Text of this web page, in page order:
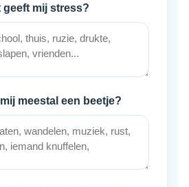
geeft mij stress?
meestal een beetje?